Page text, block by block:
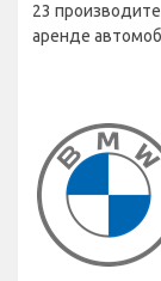
23
аренде